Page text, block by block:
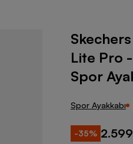
Skechers Sportswear Skech
Lite Pro
Spor
Spor Ayakkabı
-35%